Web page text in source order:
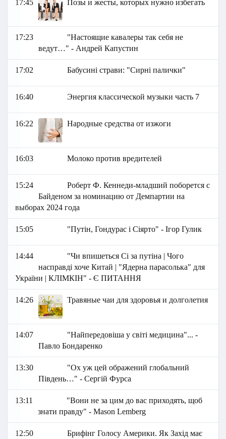
17:45 Позы и жесты, которых нужно избегать
17:23
"Настоящие кавалеры так себя не
ведут…" - Андрей Капустин
17:02 Бабусині страви: "Сирні палички"
16:40 Энергия классической музыки часть 7
16:22 Народные средства от изжоги
16:03 Молоко против вредителей
15:24
Роберт Ф. Кеннеди-младший поборется с
Байденом за номинацию от Демпартии на
выборах 2024 года
15:05 "Путін, Гондурас і Сіярто" - Ігор Гулик
14:44
"Чи впишеться Сі за путіна | Чого
насправді хоче Китай | "Ядерна парасолька" для
України | КЛІМКІН" - Є ПИТАННЯ
14:26 Травяные чаи для здоровья и долголетия
14:07
"Найпередовіша у світі медицина"... -
Павло Бондаренко
13:30
"Ох уж цей ображений глобал ьний
Південь…" - Сергій Фурса
13:11
"Вони не за цим до вас приходять, щоб
знати правду" - Mason Lemberg
12:50
Брифінг Голосу Америки. Як Захід має